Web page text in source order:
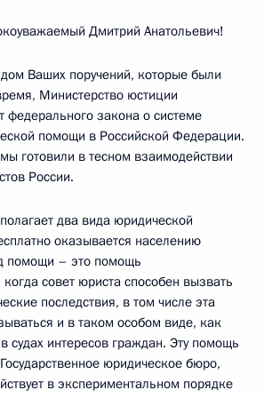
Дмитрий Анатольевич!
Ваших поручений, которые были
Министерство юстиции
федерального закона о системе
помощи в Российской Федерации.
готовили в тесном взаимодействии
России.
два вида юридической
оказывается населению
помощи – это помощь
совет юриста способен вызвать
последствия, в том числе эта
и в таком особом виде, как
судах интересов граждан. Эту помощь
юридическое бюро,
в экспериментальном порядке